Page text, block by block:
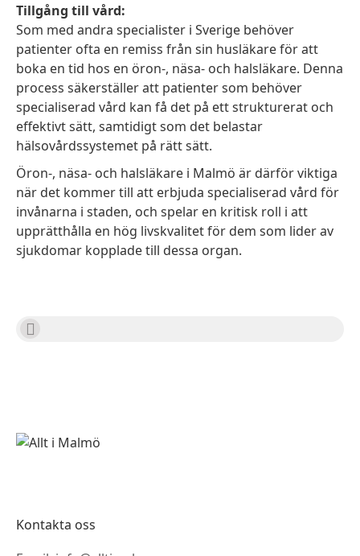
Tillgång till vård:
Som med andra specialister i Sverige behöver
patienter ofta en remiss från sin husläkare för att
boka en tid hos en öron-, näsa- och halsläkare. Denna
process säkerställer att patienter som behöver
specialiserad vård kan få det på ett strukturerat och
effektivt sätt, samtidigt som det belastar
hälsovårdssystemet på rätt sätt.
Öron-, näsa- och halsläkare i Malmö är därför viktiga
när det kommer till att erbjuda specialiserad vård för
invånarna i staden, och spelar en kritisk roll i att
upprätthålla en hög livskvalitet för dem som lider av
sjukdomar kopplade till dessa organ.
Kontakta oss